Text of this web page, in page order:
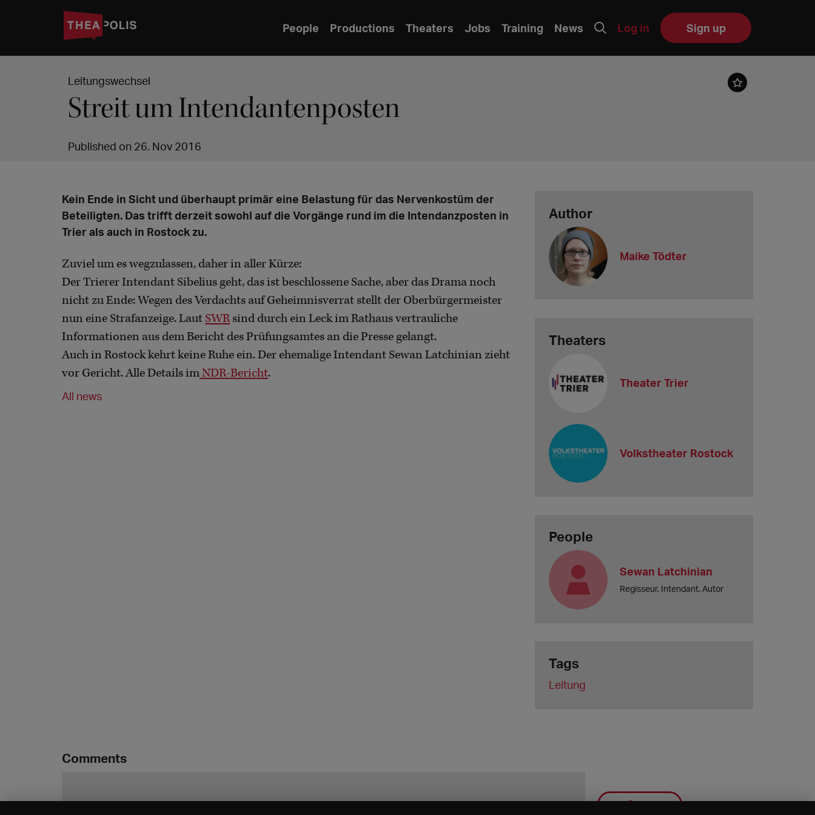
People Productions Theaters Jobs Training News Log in Sign up
Leitungswechsel
Streit um Intendantenposten
Published on 26. Nov 2016
Kein Ende in Sicht und überhaupt primär eine Belastung für das Nervenkostüm der
Beteiligten. Das trifft derzeit sowohl auf die Vorgänge rund im die Intendanzposten in
Trier als auch in Rostock zu.
Zuviel um es wegzulassen, daher in aller Kürze:
Der Trierer Intendant Sibelius geht, das ist beschlossene Sache, aber das Drama noch
nicht zu Ende: Wegen des Verdachts auf Geheimnisverrat stellt der Oberbürgermeister
nun eine Strafanzeige. Laut SWRsind durch ein Leck im Rathaus vertrauliche
Informationen aus dem Bericht des Prüfungsamtes an die Presse gelangt.
Auch in Rostock kehrt keine Ruhe ein. Der ehemalige Intendant Sewan Latchinian zieht
vor Gericht. Alle Details imNDR-Bericht.
All news
Author
Maike Tödter
Theaters
Theater Trier
Volkstheater Rostock
People
Sewan Latchinian
Regisseur, Intendant, Autor
Tags
Leitung
Comments
Save